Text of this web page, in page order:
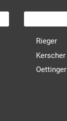
Rieger
Kerscher
Oettinger